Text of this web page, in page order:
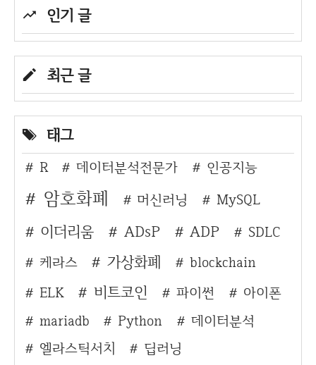
인기 글
최근 글
태그
R 데이터분석전문가 인공지능
암호화폐 머신러닝 MySQL
이더리움 ADsP ADP
SDLC
케라스
가상화폐
blockchain
ELK
비트코인 파이썬
아이폰
mariadb
Python
데이터분석
엘라스틱서치
딥러닝